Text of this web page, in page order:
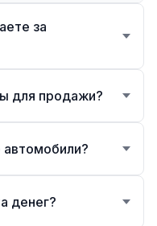
за
для продажи?
денег?